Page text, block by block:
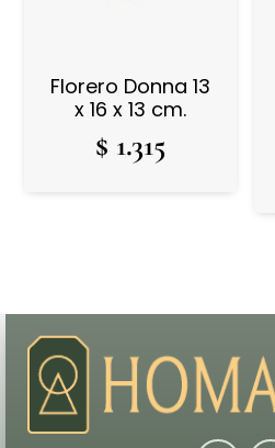
Florero Donna 13
x 16 x 13 cm.
$ 1.315